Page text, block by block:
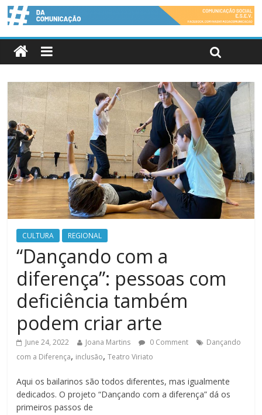
CULTURA REGIONAL
“Dançando com a
diferença”: pessoas com
deficiência também
podem criar arte
June 24, 2022 Joana Martins 0 Comment
Dançando
com a Diferença, inclusão,Teatro Viriato
Aqui os bailarinos são todos diferentes, mas igualmente
dedicados. O projeto “Dançando com a diferença” dá os
primeiros passos de